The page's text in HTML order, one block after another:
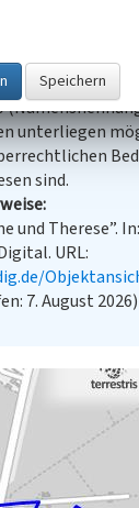
Hinweis
Inhalt steht
unterliegen
sind.
und Therese”.
URL:
7. August 2026)